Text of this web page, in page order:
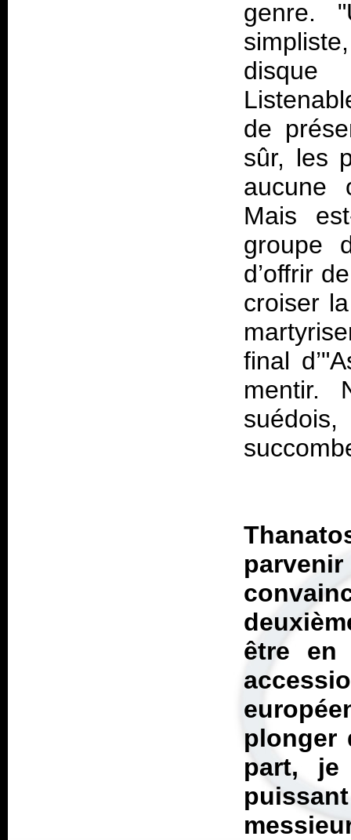
genre.
disque
de
sûr, les
aucune
Mais
groupe
d’offrir
croiser
final
mentir.
être en
plonger
part, je